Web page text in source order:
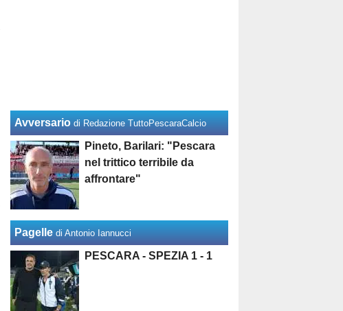
Avversario di Redazione TuttoPescaraCalcio
Pineto, Barilari: "Pescara
nel trittico terribile da
affrontare"
Pagelle di Antonio Iannucci
PESCARA - SPEZIA 1 - 1